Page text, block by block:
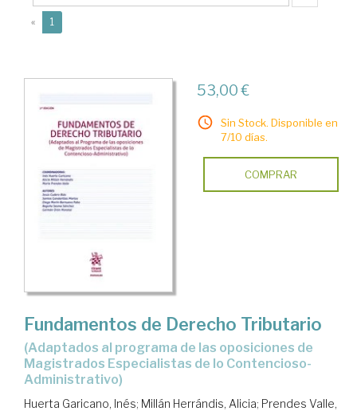
« 1
53,00 €
Sin Stock. Disponible en
7/10 días.
COMPRAR
Fundamentos de Derecho Tributario
(adaptados al programa de las oposiciones de
Magistrados Especialistas de lo Contencioso-
Administrativo)
Huerta Garicano, Inés; Millán Herrándis, Alicia; Prendes Valle,